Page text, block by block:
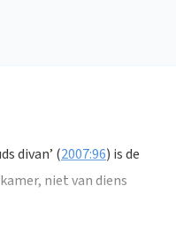
divan’ (2007:96) is de
niet van diens